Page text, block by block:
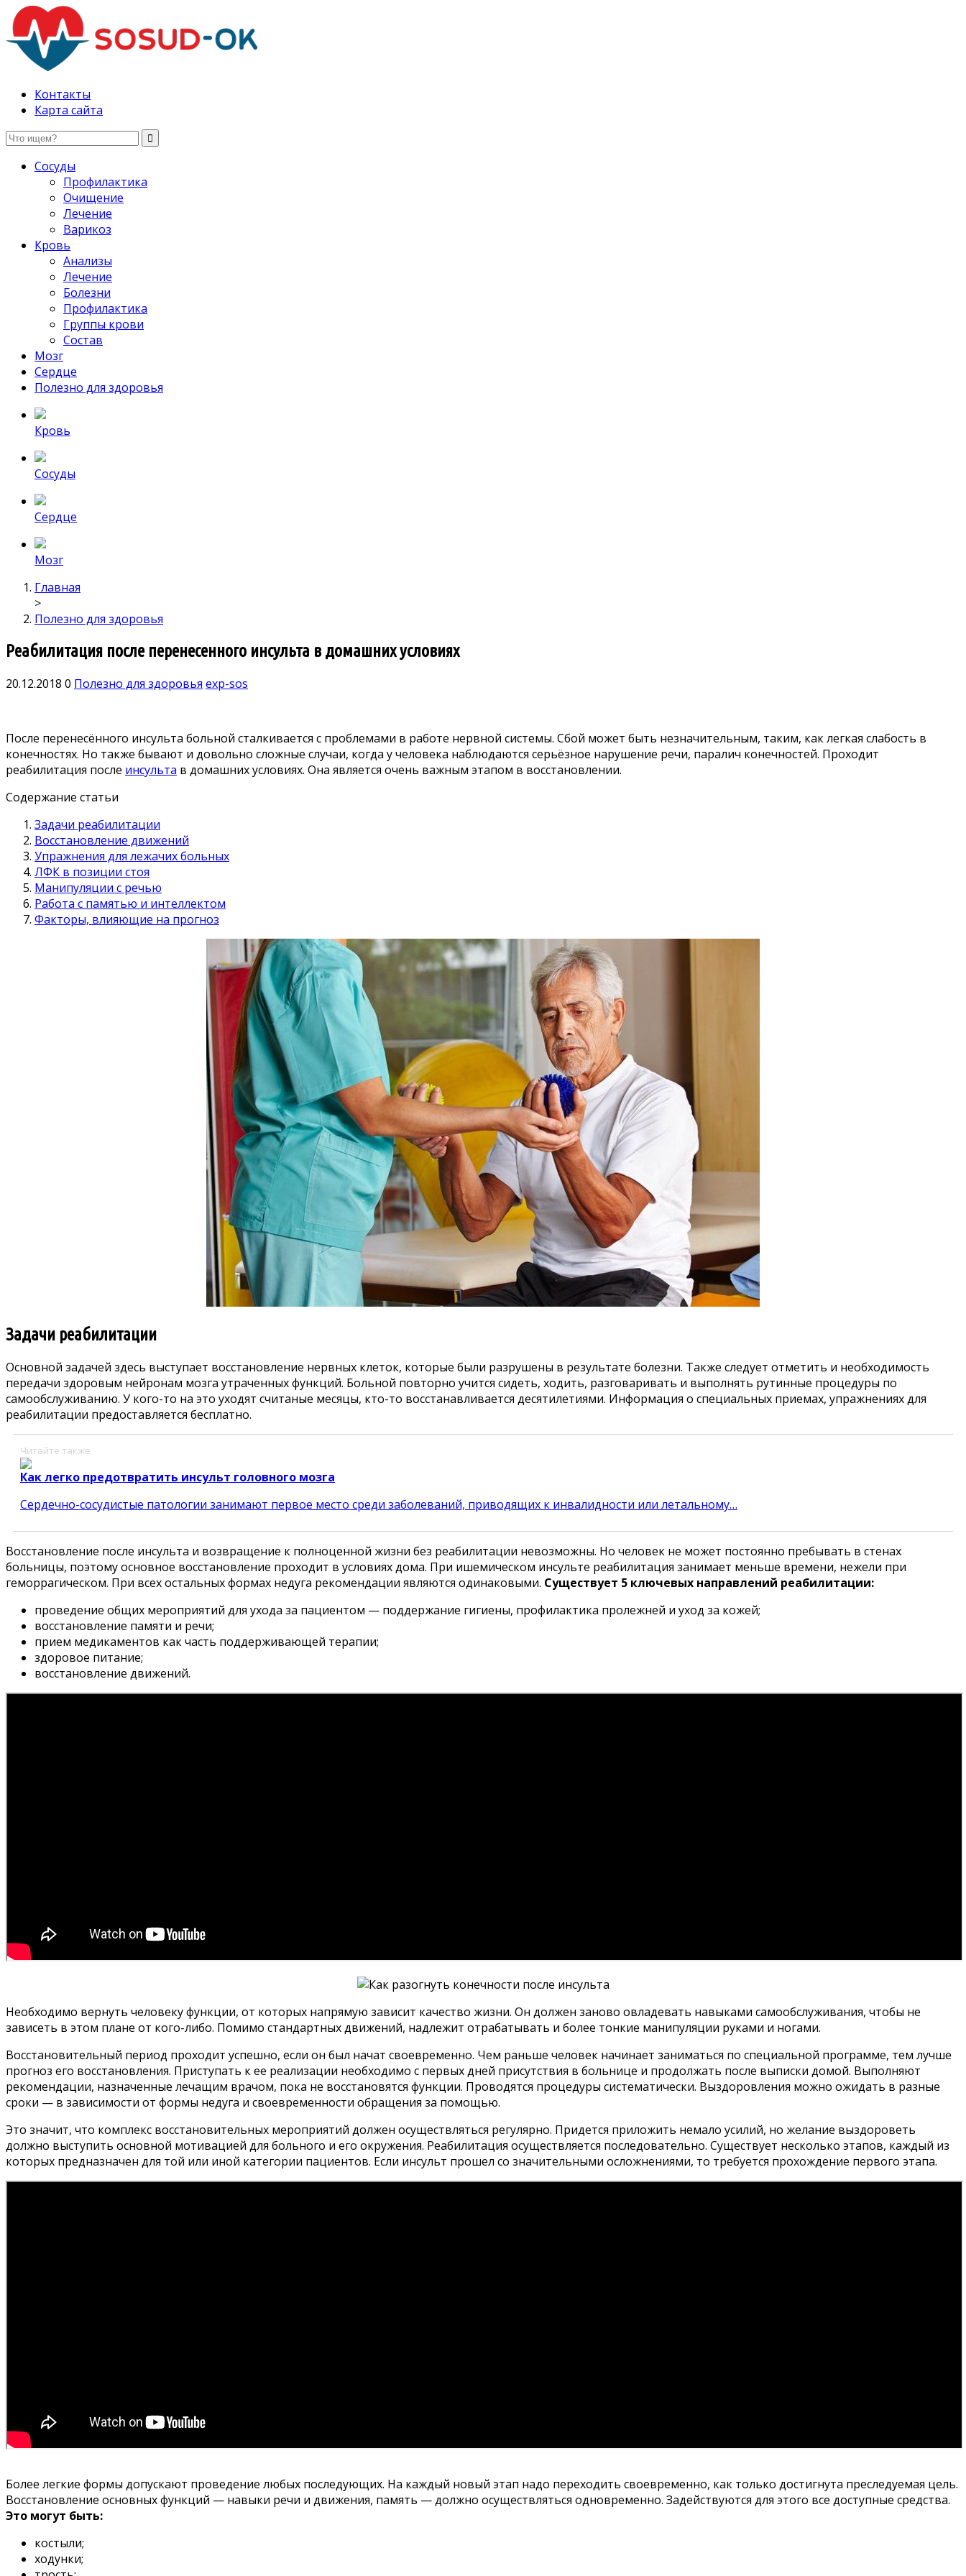
Здоровые сосуды, лечение и профилактика
Контакты
Карта сайта
Сосуды
Профилактика
Очищение
Лечение
Варикоз
Кровь
Анализы
Лечение
Болезни
Профилактика
Группы крови
Состав
Мозг
Сердце
Полезно для здоровья
Кровь
Сосуды
Сердце
Мозг
Главная
>
Полезно для здоровья
Реабилитация после перенесенного инсульта в домашних условиях
20.12.2018 0 Полезно для здоровья exp-sos
После перенесённого инсульта больной сталкивается с проблемами в работе нервной системы. Сбой может быть незначительным, таким, как легкая слабость в
конечностях. Но также бывают и довольно сложные случаи, когда у человека наблюдаются серьёзное нарушение речи, паралич конечностей. Проходит
реабилитация после инсульта в домашних условиях. Она является очень важным этапом в восстановлении.
Содержание статьи
Задачи реабилитации
Восстановление движений
Упражнения для лежачих больных
ЛФК в позиции стоя
Манипуляции с речью
Работа с памятью и интеллектом
Факторы, влияющие на прогноз
Задачи реабилитации
Основной задачей здесь выступает восстановление нервных клеток, которые были разрушены в результате болезни. Также следует отметить и необходимость
передачи здоровым нейронам мозга утраченных функций. Больной повторно учится сидеть, ходить, разговаривать и выполнять рутинные процедуры по
самообслуживанию. У кого-то на это уходят считаные месяцы, кто-то восстанавливается десятилетиями. Информация о специальных приемах, упражнениях для
реабилитации предоставляется бесплатно.
Читайте также
Как легко предотвратить инсульт головного мозга
Сердечно-сосудистые патологии занимают первое место среди заболеваний, приводящих к инвалидности или летальному…
Восстановление после инсульта и возвращение к полноценной жизни без реабилитации невозможны. Но человек не может постоянно пребывать в стенах
больницы, поэтому основное восстановление проходит в условиях дома. При ишемическом инсульте реабилитация занимает меньше времени, нежели при
геморрагическом. При всех остальных формах недуга рекомендации являются одинаковыми. Существует 5 ключевых направлений реабилитации:
проведение общих мероприятий для ухода за пациентом — поддержание гигиены, профилактика пролежней и уход за кожей;
восстановление памяти и речи;
прием медикаментов как часть поддерживающей терапии;
здоровое питание;
восстановление движений.
Необходимо вернуть человеку функции, от которых напрямую зависит качество жизни. Он должен заново овладевать навыками самообслуживания, чтобы не
зависеть в этом плане от кого-либо. Помимо стандартных движений, надлежит отрабатывать и более тонкие манипуляции руками и ногами.
Восстановительный период проходит успешно, если он был начат своевременно. Чем раньше человек начинает заниматься по специальной программе, тем лучше
прогноз его восстановления. Приступать к ее реализации необходимо с первых дней присутствия в больнице и продолжать после выписки домой. Выполняют
рекомендации, назначенные лечащим врачом, пока не восстановятся функции. Проводятся процедуры систематически. Выздоровления можно ожидать в разные
сроки — в зависимости от формы недуга и своевременности обращения за помощью.
Это значит, что комплекс восстановительных мероприятий должен осуществляться регулярно. Придется приложить немало усилий, но желание выздороветь
должно выступить основной мотивацией для больного и его окружения. Реабилитация осуществляется последовательно. Существует несколько этапов, каждый из
которых предназначен для той или иной категории пациентов. Если инсульт прошел со значительными осложнениями, то требуется прохождение первого этапа.
Более легкие формы допускают проведение любых последующих. На каждый новый этап надо переходить своевременно, как только достигнута преследуемая цель.
Восстановление основных функций — навыки речи и движения, память — должно осуществляться одновременно. Задействуются для этого все доступные средства.
Это могут быть:
костыли;
ходунки;